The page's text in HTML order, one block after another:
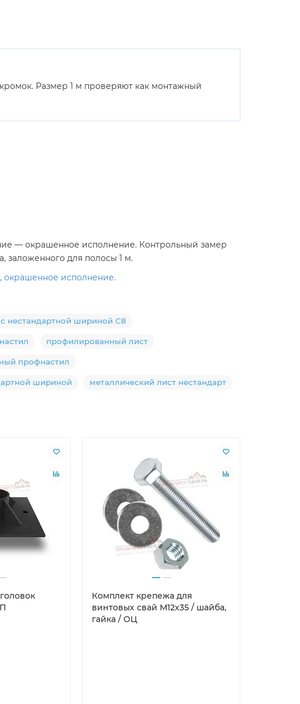
Размер 1 м проверяют как монтажный
— окрашенное исполнение. Контрольный замер
заложенного для полосы 1 м.
окрашенное исполнение.
нестандартной шириной С8
профилированный лист
профнастил
шириной металлический лист нестандарт
Комплект крепежа для
винтовых свай М12х35 / шайба,
гайка / ОЦ